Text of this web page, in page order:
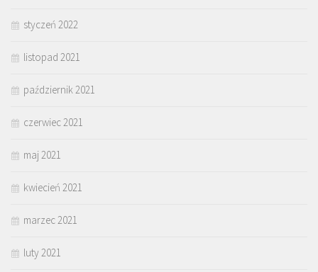
styczeń 2022
listopad 2021
październik 2021
czerwiec 2021
maj 2021
kwiecień 2021
marzec 2021
luty 2021